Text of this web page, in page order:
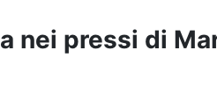
nei pressi di